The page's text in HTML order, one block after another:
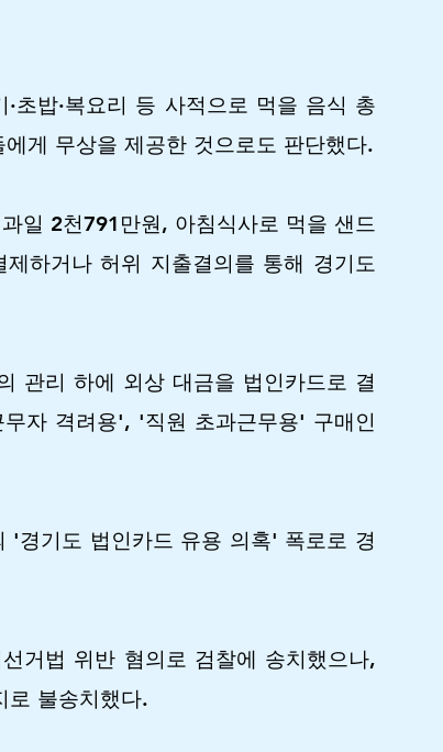
초밥·복요리 등 사적으로 먹을 음식 총
게 무상을 제공한 것으로도 판단했다.
일 2천791만원, 아침식사로 먹을 샌드
하거나 허위 지출결의를 통해 경기도
관리 하에 외상 대금을 법인카드로 결
자 격려용', '직원 초과근무용' 구매인
'경기도 법인카드 유용 의혹' 폭로로 경
거법 위반 혐의로 검찰에 송치했으나,
로 불송치했다.